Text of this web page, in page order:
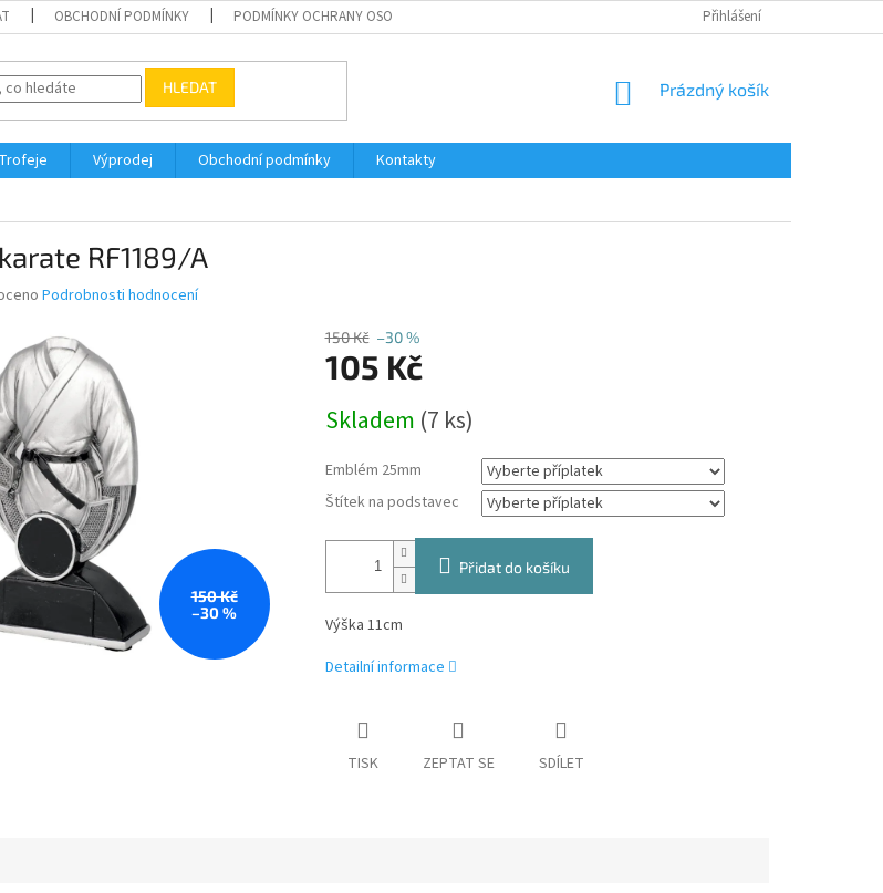
OBCHODNÍ PODMÍNKY PODMÍNKY OCHRANY OSOBNÍCH ÚDAJŮ Přihlášení
HLEDAT
NÁKUPNÍ
Prázdný košík
Trofeje Výprodej Obchodní podmínky
Kontakty
RF1189/A
Podrobnosti hodnocení
150 Kč
–30 %
150 Kč –30 %
105 Kč
cena:
Skladem (7 ks)
Emblém 25mm
Štítek na podstavec
Přidat do košíku
Výška 11cm
Detailní informace
TISK ZEPTAT SE SDÍLET